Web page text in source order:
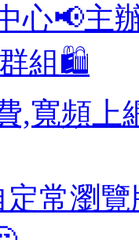
心📢主
組🛍️
,寬頻上
定常瀏